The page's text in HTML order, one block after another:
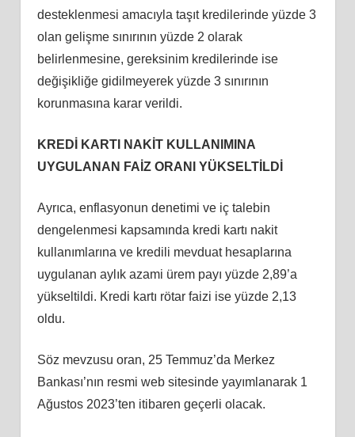
desteklenmesi amacıyla taşıt kredilerinde yüzde 3
olan gelişme sınırının yüzde 2 olarak
belirlenmesine, gereksinim kredilerinde ise
değişikliğe gidilmeyerek yüzde 3 sınırının
korunmasına karar verildi.
KREDİ KARTI NAKİT KULLANIMINA
UYGULANAN FAİZ ORANI YÜKSELTİLDİ
Ayrıca, enflasyonun denetimi ve iç talebin
dengelenmesi kapsamında kredi kartı nakit
kullanımlarına ve kredili mevduat hesaplarına
uygulanan aylık azami ürem payı yüzde 2,89’a
yükseltildi. Kredi kartı rötar faizi ise yüzde 2,13
oldu.
Söz mevzusu oran, 25 Temmuz’da Merkez
Bankası’nın resmi web sitesinde yayımlanarak 1
Ağustos 2023’ten itibaren geçerli olacak.